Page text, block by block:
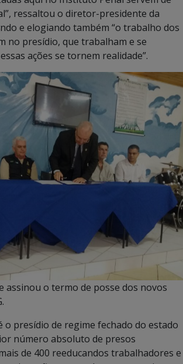
ressaltou o diretor-presidente da
e elogiando também “o trabalho dos
no presídio, que trabalham e se
ações se tornem realidade”.
assinou o termo de posse dos novos
o presídio de regime fechado do estado
número absoluto de presos
de 400 reeducandos trabalhadores e